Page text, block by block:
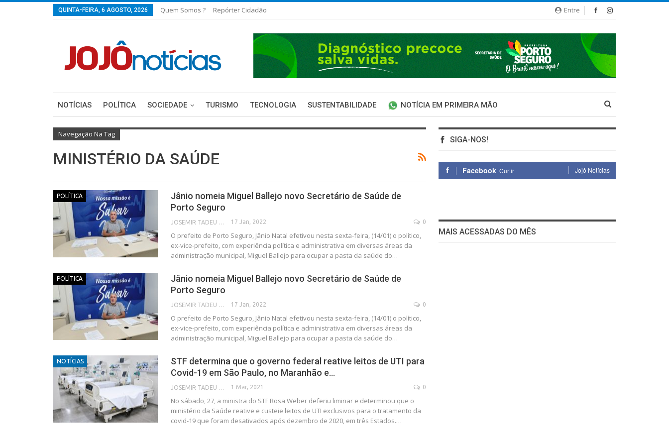
Entre
QUINTA-FEIRA, 6 AGOSTO, 2026 Quem Somos ? Repórter Cidadão
NOTÍCIAS POLÍTICA SOCIEDADE TURISMO TECNOLOGIA SUSTENTABILIDADE NOTÍCIA EM PRIMEIRA MÃO
Navegação Na Tag
MINISTÉRIO DA SAÚDE
POLÍTICA
Jânio nomeia Miguel Ballejo novo Secretário de Saúde de
Porto Seguro
JOSEMIR TADEU FONSECA 17 Jan, 2022 0
O prefeito de Porto Seguro, Jânio Natal efetivou nesta sexta-feira, (14/01) o político,
ex-vice-prefeito, com experiência política e administrativa em diversas áreas da
administração municipal, Miguel Ballejo para ocupar a pasta da saúde do…
POLÍTICA
Jânio nomeia Miguel Ballejo novo Secretário de Saúde de
Porto Seguro
JOSEMIR TADEU FONSECA 17 Jan, 2022 0
O prefeito de Porto Seguro, Jânio Natal efetivou nesta sexta-feira, (14/01) o político,
ex-vice-prefeito, com experiência política e administrativa em diversas áreas da
administração municipal, Miguel Ballejo para ocupar a pasta da saúde do…
NOTÍCIAS
STF determina que o governo federal reative leitos de UTI para
Covid-19 em São Paulo, no Maranhão e…
JOSEMIR TADEU FONSECA 1 Mar, 2021 0
No sábado, 27, a ministra do STF Rosa Weber deferiu liminar e determinou que o
ministério da Saúde reative e custeie leitos de UTI exclusivos para o tratamento da
covid-19 que foram desativados após dezembro de 2020, em três Estados.…
SIGA-NOS!
Facebook Curtir Jojô Notícias
MAIS ACESSADAS DO MÊS